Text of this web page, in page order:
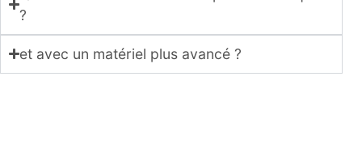
?
et avec un matériel plus avancé ?